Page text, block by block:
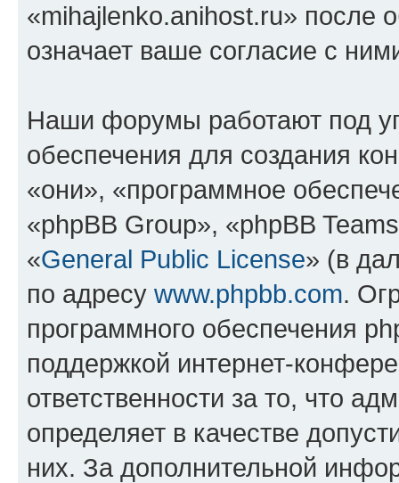
«mihajlenko.anihost.ru» после
означает ваше согласие с
Наши форумы работают под
обеспечения для создания
«они», «программное
«phpBB Group», «phpBB
«General Public License» (в
по адресу www.phpbb.com.
программного обеспечения
поддержкой интернет-
ответственности за то, что
определяет в качестве
них. За дополнительной